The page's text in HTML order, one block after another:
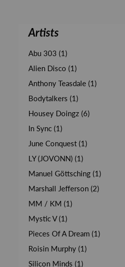
Artists
Abu 303 (1)
Alien Disco (1)
Anthony Teasdale (1)
Bodytalkers (1)
Housey Doingz (6)
In Sync (1)
June Conquest (1)
LY (JOVONN) (1)
Manuel Göttsching (1)
Marshall Jefferson (2)
MM / KM (1)
Mystic V (1)
Pieces Of A Dream (1)
Roisin Murphy (1)
Silicon Minds (1)